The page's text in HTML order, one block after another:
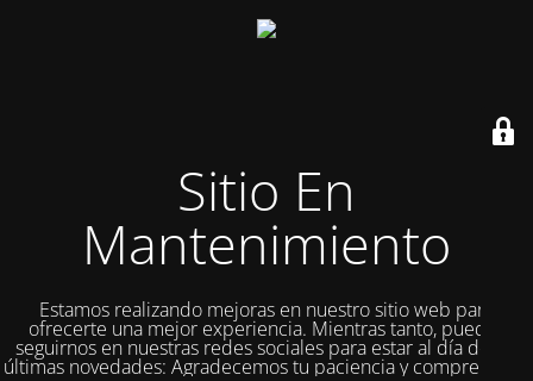
Sitio En
Mantenimiento
Estamos realizando mejoras en nuestro sitio web para
ofrecerte una mejor experiencia. Mientras tanto, puedes
seguirnos en nuestras redes sociales para estar al día de las
últimas novedades: Agradecemos tu paciencia y comprensión.